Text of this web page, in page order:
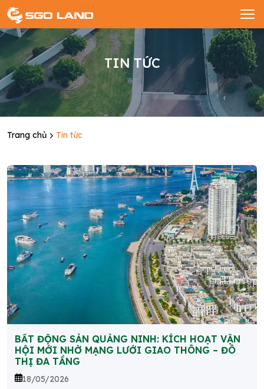
TIN TỨC
Trang chủ Tin tức
BẤT ĐỘNG SẢN QUẢNG NINH: KÍCH HOẠT VẬN
HỘI MỚI NHỜ MẠNG LƯỚI GIAO THÔNG – ĐÔ
THỊ ĐA TẦNG
18/05/2026